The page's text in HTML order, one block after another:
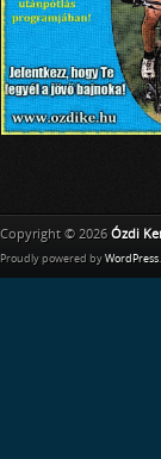
Copyright © 2026 Ózdi
Proudly powered by WordPress.